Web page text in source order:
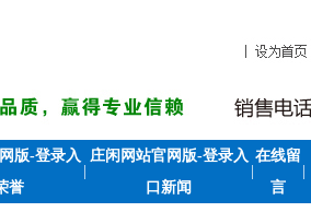
版-登录入
誉
庄闲网站官网版-登录入
口新闻
在线留
言